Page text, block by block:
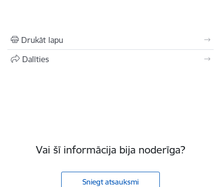
Drukāt lapu
Dalīties
Vai šī informācija bija noderīga?
Sniegt atsauksmi